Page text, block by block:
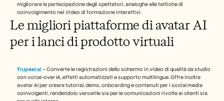
migliorare la partecipazione degli spettatori, analoghe alle tattiche di
coinvolgimento nei Video di formazione interattivi.
Le migliori piattaforme di avatar AI
per i lanci di prodotto virtuali
Trupeer.ai– Converte le registrazioni dello schermo in video di qualità da studio
con voice-over IA, effetti automatizzati e supporto multilingue. Offre inoltre
avatar AI per creare tutorial, demo, onboarding e contenuti per i social media
coinvolgenti, rendendolo versatile sia per le comunicazioni rivolte ai clienti sia